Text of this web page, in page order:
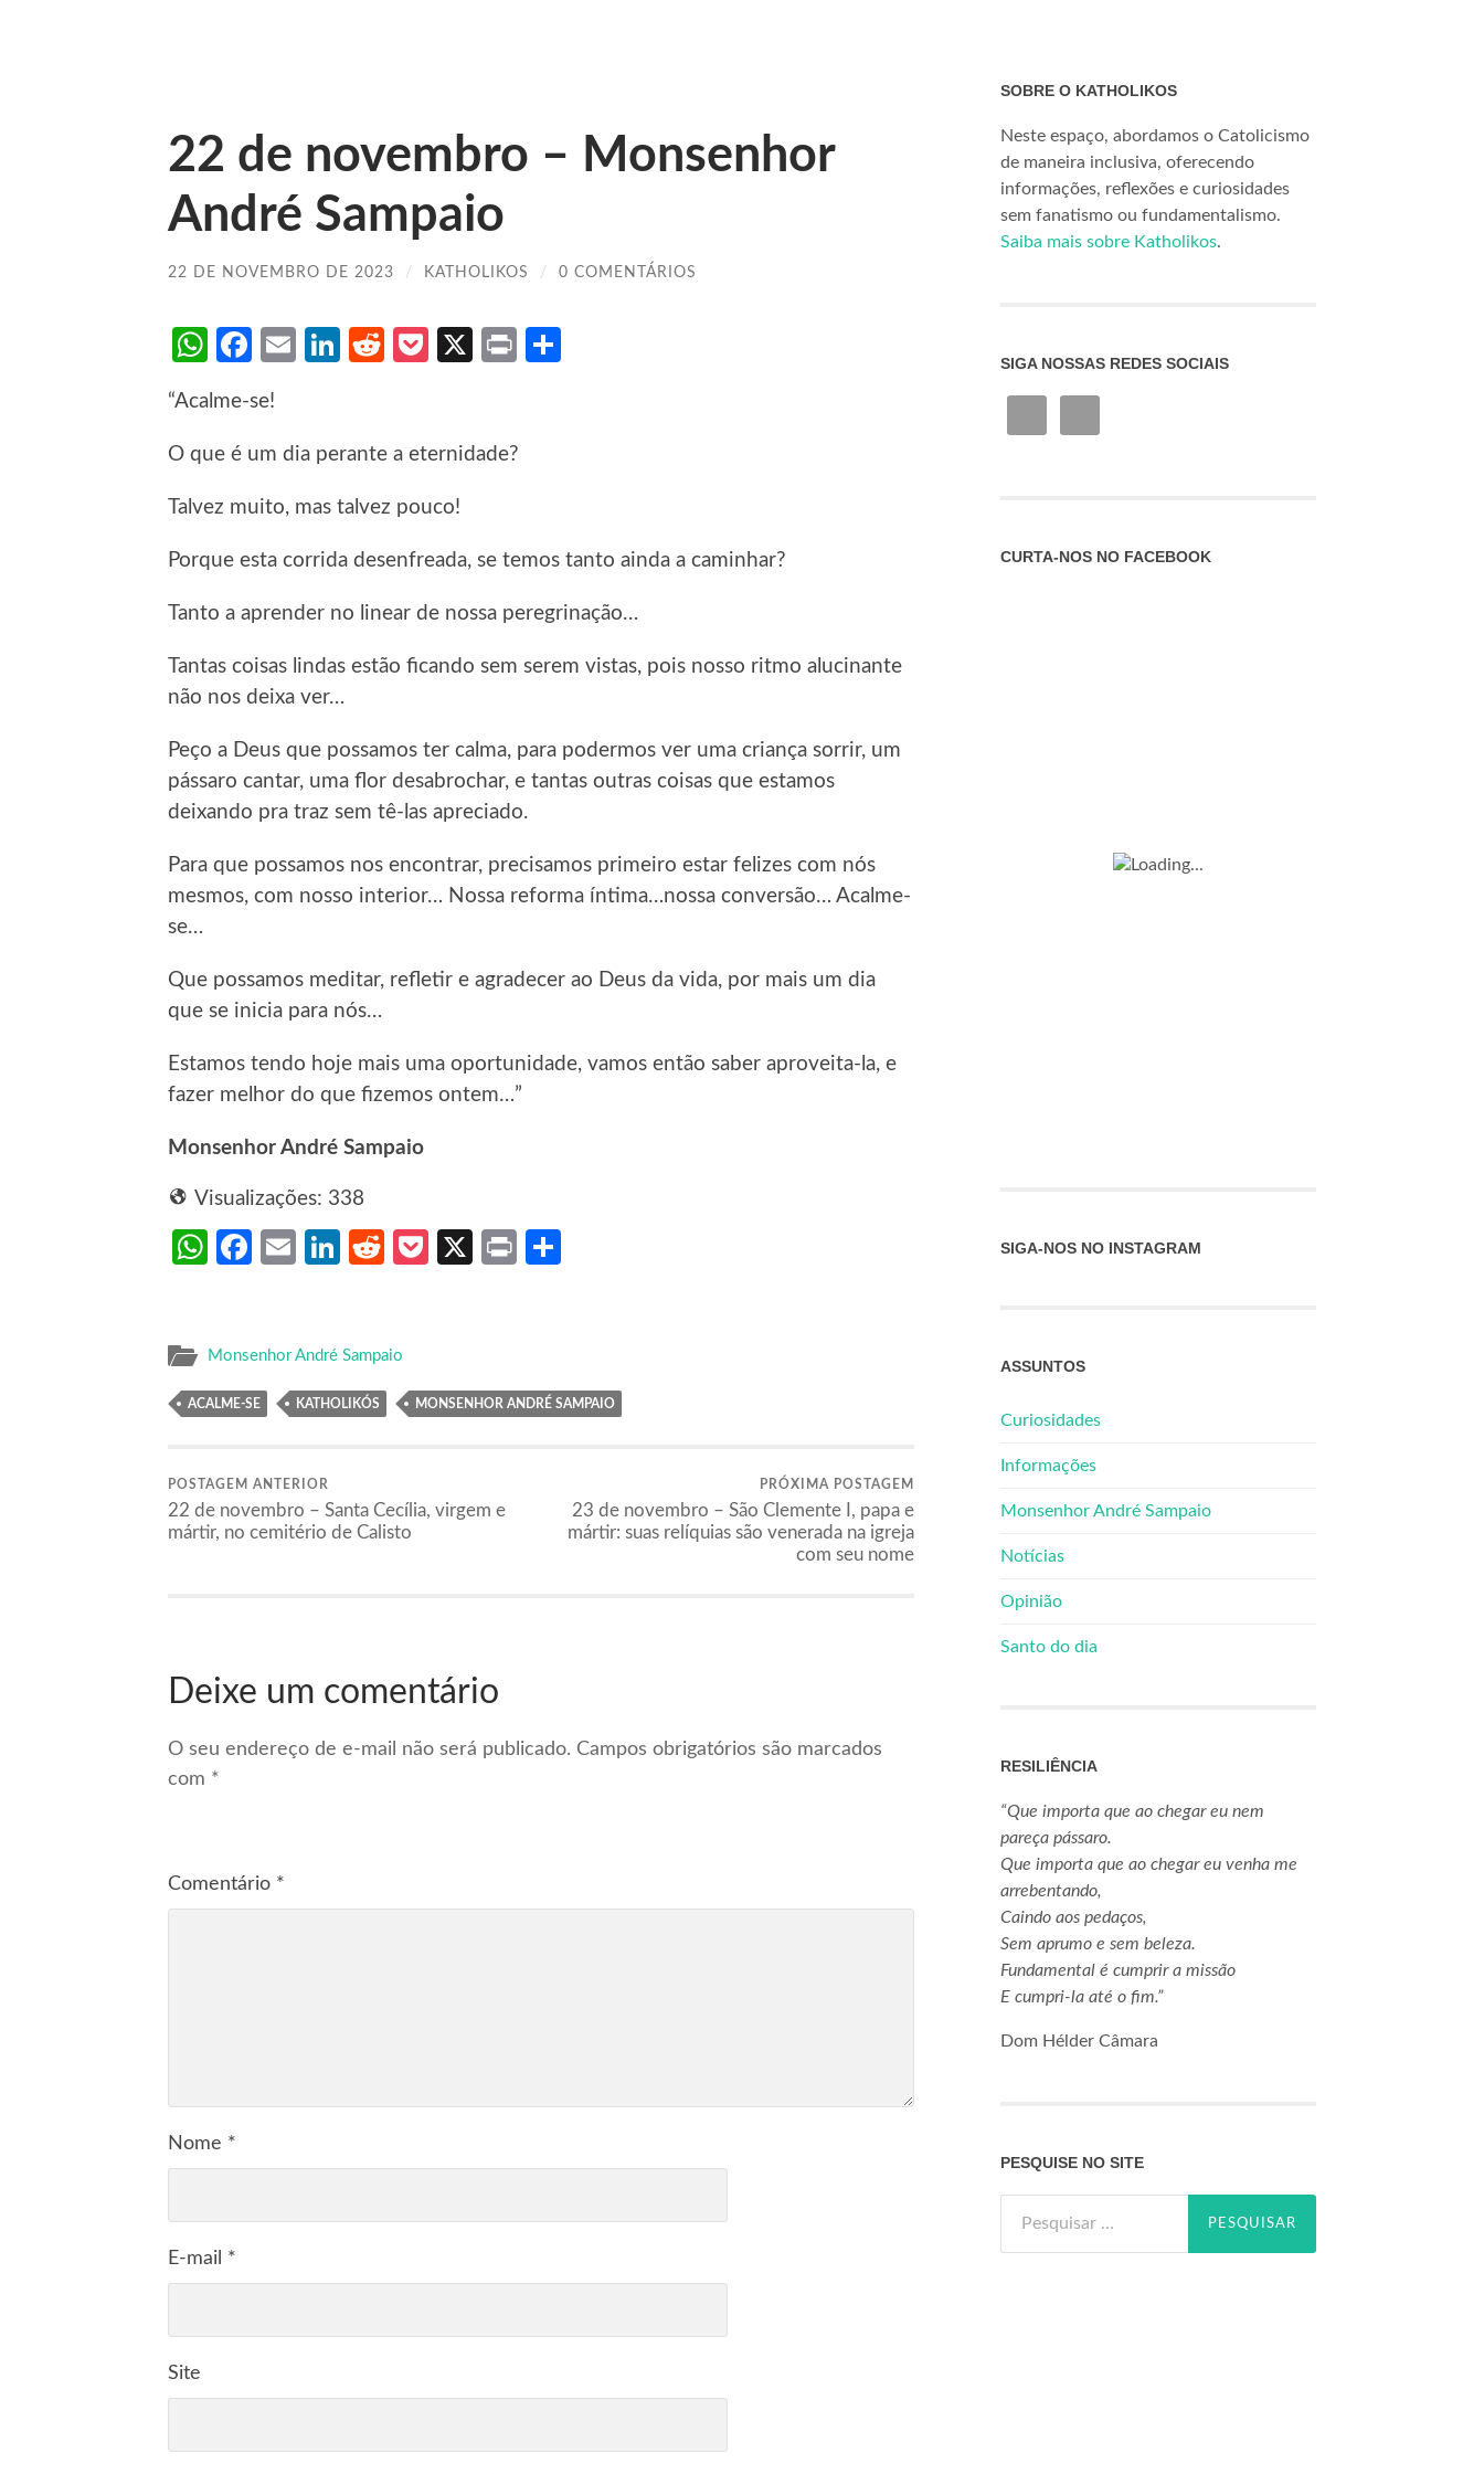
22 de novembro – Monsenhor
André Sampaio
22 DE NOVEMBRO DE 2023 / KATHOLIKOS / 0 COMENTÁRIOS
WhatsApp
Facebook
EmailLinkedIn
RedditPocket
X Print
“Acalme-se!
O que é um dia perante a eternidade?
Talvez muito, mas talvez pouco!
Porque esta corrida desenfreada, se temos tanto ainda a caminhar?
Tanto a aprender no linear de nossa peregrinação…
Tantas coisas lindas estão ficando sem serem vistas, pois nosso ritmo alucinante
não nos deixa ver…
Peço a Deus que possamos ter calma, para podermos ver uma criança sorrir, um
pássaro cantar, uma flor desabrochar, e tantas outras coisas que estamos
deixando pra traz sem tê-las apreciado.
Para que possamos nos encontrar, precisamos primeiro estar felizes com nós
mesmos, com nosso interior… Nossa reforma íntima…nossa conversão… Acalme-
se…
Que possamos meditar, refletir e agradecer ao Deus da vida, por mais um dia
que se inicia para nós…
Estamos tendo hoje mais uma oportunidade, vamos então saber aproveita-la, e
fazer melhor do que fizemos ontem…”
Monsenhor André Sampaio
Visualizações: 338
WhatsApp
Facebook
EmailLinkedIn
RedditPocket
X Print
Monsenhor André Sampaio
ACALME-SE KATHOLIKÓS MONSENHOR ANDRÉ SAMPAIO
POSTAGEM ANTERIOR
22 de novembro – Santa Cecília, virgem e
mártir, no cemitério de Calisto
PRÓXIMA POSTAGEM
23 de novembro – São Clemente I, papa e
mártir: suas relíquias são venerada na igreja
com seu nome
Deixe um comentário
O seu endereço de e-mail não será publicado. Campos obrigatórios são marcados
com *
Comentário *
Nome *
E-mail *
Site
SOBRE O KATHOLIKOS
Neste espaço, abordamos o Catolicismo
de maneira inclusiva, oferecendo
informações, reflexões e curiosidades
sem fanatismo ou fundamentalismo.
Saiba mais sobre Katholikos.
SIGA NOSSAS REDES SOCIAIS
CURTA-NOS NO FACEBOOK
SIGA-NOS NO INSTAGRAM
ASSUNTOS
Curiosidades
Informações
Monsenhor André Sampaio
Notícias
Opinião
Santo do dia
RESILIÊNCIA
“Que importa que ao chegar eu nem
pareça pássaro.
Que importa que ao chegar eu venha me
arrebentando,
Caindo aos pedaços,
Sem aprumo e sem beleza.
Fundamental é cumprir a missão
E cumpri-la até o fim.”
Dom Hélder Câmara
PESQUISE NO SITE
por: